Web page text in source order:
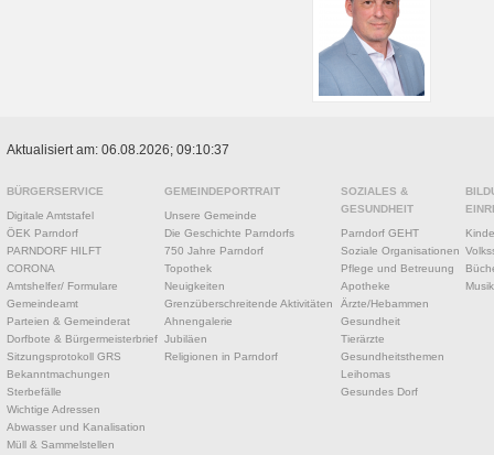
Aktualisiert am: 06.08.2026; 09:10:37
BÜRGERSERVICE
Digitale Amtstafel
ÖEK Parndorf
PARNDORF HILFT
CORONA
Amtshelfer/ Formulare
Gemeindeamt
Parteien & Gemeinderat
Dorfbote & Bürgermeisterbrief
Sitzungsprotokoll GRS
Bekanntmachungen
Sterbefälle
Wichtige Adressen
Abwasser und Kanalisation
Müll & Sammelstellen
GEMEINDEPORTRAIT
Unsere Gemeinde
Die Geschichte Parndorfs
750 Jahre Parndorf
Topothek
Neuigkeiten
Grenzüberschreitende Aktivitäten
Ahnengalerie
Jubiläen
Religionen in Parndorf
SOZIALES &
GESUNDHEIT
Parndorf GEHT
Soziale Organisationen
Pflege und Betreuung
Apotheke
Ärzte/Hebammen
Gesundheit
Tierärzte
Gesundheitsthemen
Leihomas
Gesundes Dorf